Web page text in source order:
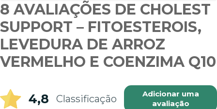
8 AVALIAÇÕES DE CHOLEST
SUPPORT – FITOESTEROIS,
LEVEDURA DE ARROZ
VERMELHO E COENZIMA Q10
4,8 Classificação
Adicionar uma
avaliação